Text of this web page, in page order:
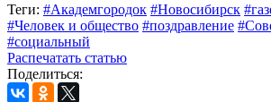
Теги: #Академгородок #Новосибирск
#Человек и общество #поздравление
#социальный
Распечатать статью
Поделиться: